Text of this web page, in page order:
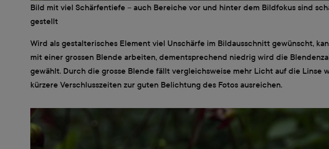
Bild mit viel Schärfentiefe – auch Bereiche vor und hinter dem Bildfokus sind
gestellt
Wird als gestalterisches Element viel Unschärfe im Bildausschnitt gewünscht,
mit einer grossen Blende arbeiten, dementsprechend niedrig wird die
gewählt. Durch die grosse Blende fällt vergleichsweise mehr Licht auf die Linse
kürzere Verschlusszeiten zur guten Belichtung des Fotos ausreichen.